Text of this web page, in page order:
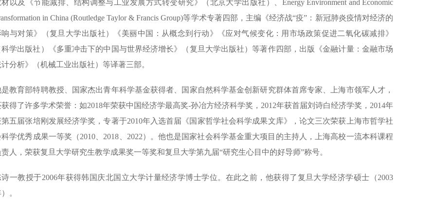
材以及《节能减排、结构调整与工业发展方式转变研究》（北京大学出版社）、Energy Environment and Economic
in China (Routledge Taylor & Francis Group)等学术专著四部，主编《经济战“疫”：新冠肺炎疫情对经济的
响与对策》（复旦大学出版社）《美丽中国：从概念到行动》《应对气候变化：用市场政策促进二氧化碳减排》
科学出版社）《多重冲击下的中国与世界经济增长》（复旦大学出版社）等著作四部，出版《金融计量：金融市场
分析》（机械工业出版社）等译著三部。
是教育部特聘教授、国家杰出青年科学基金获得者、国家自然科学基金创新研究群体首席专家、上海市领军人才，
得了许多学术荣誉：如2018年荣获中国经济学最高奖-孙冶方经济科学奖，2012年获首届刘诗白经济学奖，2014年
第五届张培刚发展经济学奖，专著于2010年入选首届《国家哲学社会科学成果文库》，论文三次荣获上海市哲学社
科学优秀成果一等奖（2010、2018、2022）。他也是国家社会科学基金重大项目的主持人，上海高校一流本科课程
人，荣获复旦大学研究生教学成果奖一等奖和复旦大学第九届“研究生心目中的好导师”称号。
诗一教授于2006年获得韩国庆北国立大学计量经济学博士学位。在此之前，他获得了复旦大学经济学硕士（2003
。